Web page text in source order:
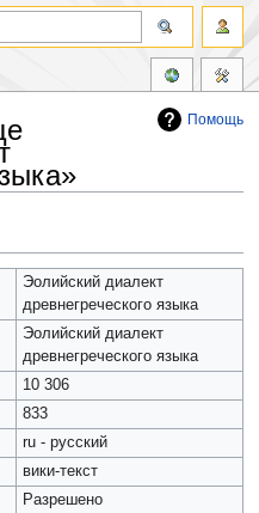
Помощь
Эолийский диалект
древнегреческого языка
Эолийский диалект
древнегреческого языка
10 306
833
ru - русский
вики-текст
Разрешено